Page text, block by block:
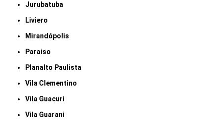
Jurubatuba
Liviero
Mirandópolis
Paraiso
Planalto Paulista
Vila Clementino
Vila Guacuri
Vila Guarani